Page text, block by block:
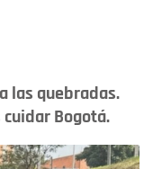
las quebradas.
Bogotá.